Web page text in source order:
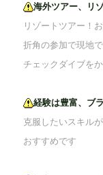
海外ツアー、リ
リゾートツアー！
折角の参加で現地
チェックダイブを
経験は豊富、ブ
克服したいスキル
おすすめです